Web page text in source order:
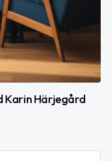
Härjegård